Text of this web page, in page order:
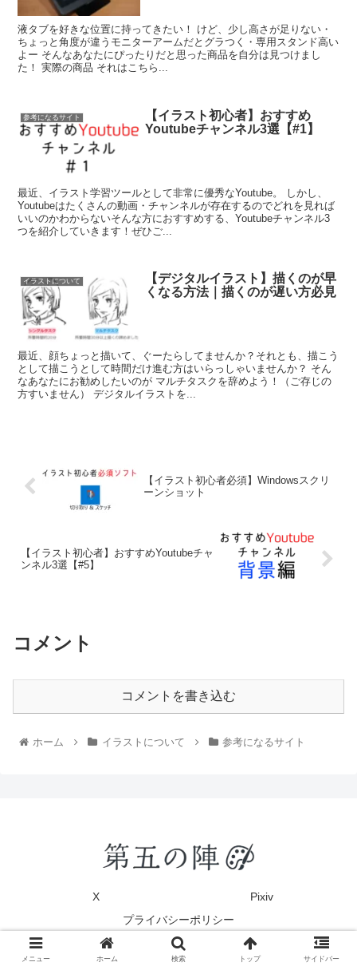
液タブを好きな位置に持ってきたい！ けど、少し高さが足りない・
ちょっと角度が違うモニターアームだとグラつく・専用スタンド高い
よー そんなあなたにぴったりだと思った商品を自分は見つけまし
た！ 実際の商品 それはこちら...
参考になるサイト
【イラスト初心者】おすすめ
Youtubeチャンネル3選【#1】
最近、イラスト学習ツールとして非常に優秀なYoutube。 しかし、
Youtubeはたくさんの動画・チャンネルが存在するのでどれを見れば
いいのかわからないそんな方におすすめする、Youtubeチャンネル3
つを紹介していきます！ぜひご...
イラストについて
【デジタルイラスト】描くのが早
くなる方法｜描くのが遅い方必見
最近、顔ちょっと描いて、ぐーたらしてませんか？それとも、描こう
として描こうとして時間だけ進む方はいらっしゃいませんか？ そん
なあなたにお勧めしたいのが マルチタスクを辞めよう！（ご存じの
方すいません） デジタルイラストを...
【イラスト初心者必須】Windowsスクリ
ーンショット
【イラスト初心者】おすすめYoutubeチャ
ンネル3選【#5】
コメント
コメントを書き込む
ホーム イラストについて 参考になるサイト
X
Pixiv
プライバシーポリシー
© 2020 第五の陣.
メニュー ホーム 検索 トップ サイドバー